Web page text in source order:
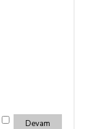
Devam